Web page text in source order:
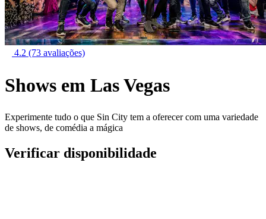
4.2 (73 avaliações)
Shows em Las Vegas
Experimente tudo o que Sin City tem a oferecer com uma variedade
de shows, de comédia a mágica
Verificar disponibilidade